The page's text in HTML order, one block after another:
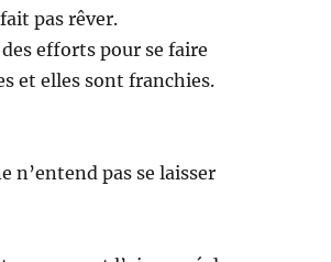
pas rêver.
efforts pour se faire
et elles sont franchies.
n’entend pas se laisser